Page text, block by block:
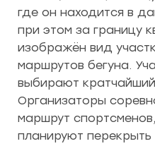
где он находится в
при этом за границу
изображён вид
маршрутов бегуна.
выбирают
Организаторы
маршрут
планируют перекрыть